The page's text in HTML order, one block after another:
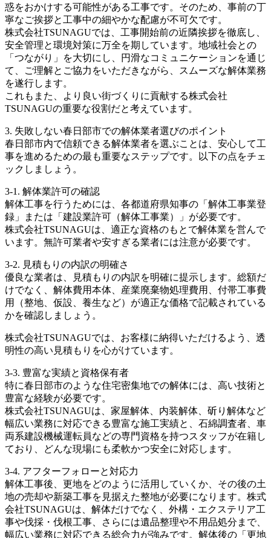
惑をおかけする可能性がある工事です。そのため、事前の丁
寧なご挨拶と工事中の細やかな配慮が不可欠です。
株式会社TSUNAGUでは、工事開始前の近隣挨拶を徹底し、
安全管理と環境対策に万全を期しています。地域社会との
「つながり」を大切にし、円滑なコミュニケーションを通じ
て、ご理解とご協力をいただきながら、スムーズな解体業務
を遂行します。
これもまた、より良い街づくりに貢献する株式会社
TSUNAGUの重要な役割だと考えています。
3. 失敗しない春日部市での解体業者選びのポイント
春日部市内で信頼できる解体業者を選ぶことは、安心して工
事を進めるための最も重要なステップです。以下の点をチェ
ックしましょう。
3-1. 解体業許可の確認
解体工事を行うためには、各都道府県知事の「解体工事業登
録」または「建設業許可（解体工事業）」が必要です。
株式会社TSUNAGUは、適正な資格のもとで解体業を営んで
います。無許可業者や安すぎる業者には注意が必要です。
3-2. 見積もりの内訳の明確さ
優良な業者は、見積もりの内訳を明確に提示します。総額だ
けでなく、解体費用本体、産業廃棄物処理費用、付帯工事費
用（整地、仮設、養生など）が適正な価格で記載されている
かを確認しましょう。
株式会社TSUNAGUでは、お客様に納得いただけるよう、透
明性の高い見積もりを心がけています。
3-3. 豊富な実績と資格保有者
特に春日部市のような住宅密集地での解体には、高い技術と
豊富な経験が必要です。
株式会社TSUNAGUは、家屋解体、内装解体、斫り解体など
幅広い業務に対応できる豊富な施工実績と、石綿調査者、車
両系建設機械運転員などの専門資格を持つスタッフが在籍し
ており、どんな現場にも柔軟かつ安全に対応します。
3-4. アフターフォローと対応力
解体工事後、更地をどのように活用していくか、その後の土
地の売却や新築工事を見据えた整地が必要になります。株式
会社TSUNAGUは、解体だけでなく、外構・エクステリア工
事や伐採・伐根工事、さらには遺品整理や不用品処分まで、
幅広い業務に対応できる総合力が強みです。解体後の「更地